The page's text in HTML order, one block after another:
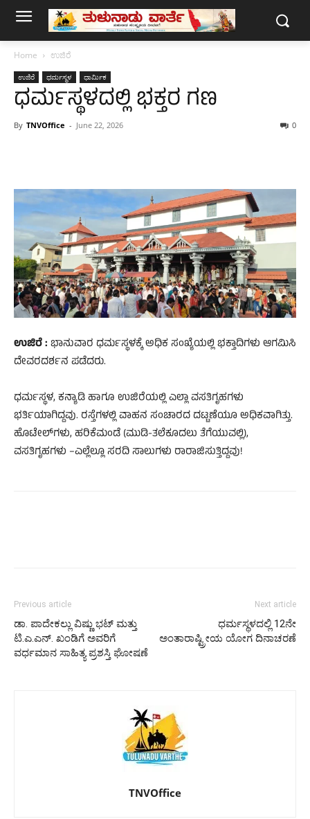
Home ಉಜಿರೆ
ಉಜಿರೆ ಧರ್ಮಸ್ಥಳ ಧಾರ್ಮಿಕ
ಧರ್ಮಸ್ಥಳದಲ್ಲಿ ಭಕ್ತರ ಗಣ
By TNVOffice - June 22, 2026 0
ಉಜಿರೆ : ಭಾನುವಾರ ಧರ್ಮಸ್ಥಳಕ್ಕೆ ಅಧಿಕ ಸಂಖ್ಯೆಯಲ್ಲಿ ಭಕ್ತಾದಿಗಳು ಆಗಮಿಸಿ
ದೇವರದರ್ಶನ ಪಡೆದರು.
ಧರ್ಮಸ್ಥಳ, ಕನ್ಯಾಡಿ ಹಾಗೂ ಉಜಿರೆಯಲ್ಲಿ ಎಲ್ಲಾ ವಸತಿಗೃಹಗಳು
ಭರ್ತಿಯಾಗಿದ್ದವು. ರಸ್ತೆಗಳಲ್ಲಿ ವಾಹನ ಸಂಚಾರದ ದಟ್ಟಣೆಯೂ ಅಧಿಕವಾಗಿತ್ತು.
ಹೊಟೇಲ್‌ಗಳು, ಹರಿಕೆಮಂಡೆ (ಮುಡಿ-ತಲೆಕೂದಲು ತೆಗೆಯುವಲ್ಲಿ),
ವಸತಿಗೃಹಗಳು –ಎಲ್ಲೆಲ್ಲೂ ಸರದಿ ಸಾಲುಗಳು ರಾರಾಜಿಸುತ್ತಿದ್ದವು!
Previous article
ಡಾ. ಪಾದೇಕಲ್ಲು ವಿಷ್ಣು ಭಟ್ ಮತ್ತು
ಟಿ.ಎ.ಎನ್. ಖಂಡಿಗೆ ಅವರಿಗೆ
ವರ್ಧಮಾನ ಸಾಹಿತ್ಯ ಪ್ರಶಸ್ತಿ ಘೋಷಣೆ
Next article
ಧರ್ಮಸ್ಥಳದಲ್ಲಿ 12ನೇ
ಅಂತಾರಾಷ್ಟ್ರೀಯ ಯೋಗ ದಿನಾಚರಣೆ
TNVOffice